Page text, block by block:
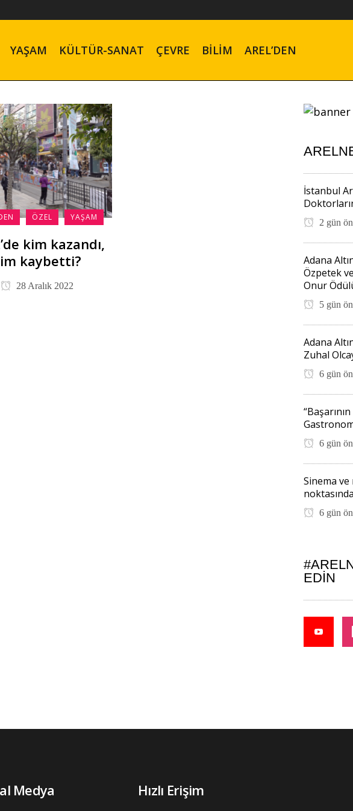
YAŞAM KÜLTÜR-SANAT ÇEVRE BILIM AREL’DEN
ÖZEL YAŞAM
kim kazandı,
kaybetti?
28 Aralık 2022
İstanbul
2 gün
Adana
Özpetek
Onur
5 gün
Adana
Zuhal
6 gün
6 gün
Sinema
6 gün
EDIN
Medya Hızlı Erişim